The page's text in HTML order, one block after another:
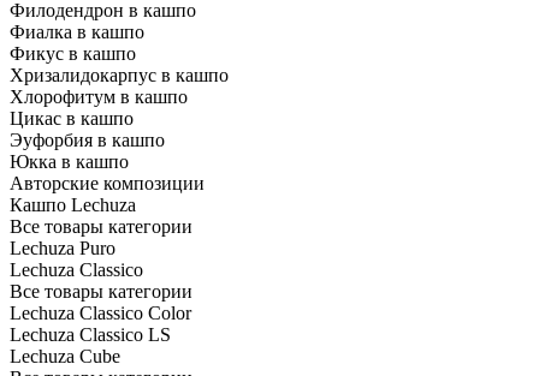
Филодендрон в кашпо
Фиалка в кашпо
Фикус в кашпо
Хризалидокарпус в кашпо
Хлорофитум в кашпо
Цикас в кашпо
Эуфорбия в кашпо
Юкка в кашпо
Авторские композиции
Кашпо Lechuza
Все товары категории
Lechuza Puro
Lechuza Classico
Все товары категории
Lechuza Classico Color
Lechuza Classico LS
Lechuza Cube